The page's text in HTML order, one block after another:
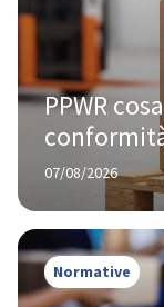
PPWR
te la
07/08/2026
Normative